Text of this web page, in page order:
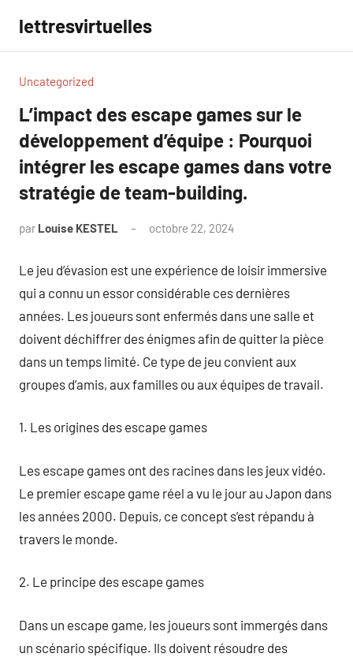
contenu
lettresvirtuelles
Uncategorized
L’impact des escape games sur le
développement d’équipe : Pourquoi
intégrer les escape games dans votre
stratégie de team-building.
par Louise KESTEL octobre 22, 2024
Le jeu d’évasion est une expérience de loisir immersive
qui a connu un essor considérable ces dernières
années. Les joueurs sont enfermés dans une salle et
doivent déchiffrer des énigmes afin de quitter la pièce
dans un temps limité. Ce type de jeu convient aux
groupes d’amis, aux familles ou aux équipes de travail.
1. Les origines des escape games
Les escape games ont des racines dans les jeux vidéo.
Le premier escape game réel a vu le jour au Japon dans
les années 2000. Depuis, ce concept s’est répandu à
travers le monde.
2. Le principe des escape games
Dans un escape game, les joueurs sont immergés dans
un scénario spécifique. Ils doivent résoudre des